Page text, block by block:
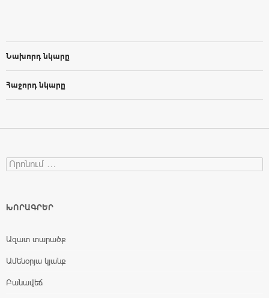
Նախորդ նկարը
Հաջորդ նկարը
Search for:
ԽՈՐԱԳՐԵՐ
Ազատ տարածք
Ամենօրյա կյանք
Բանավեճ